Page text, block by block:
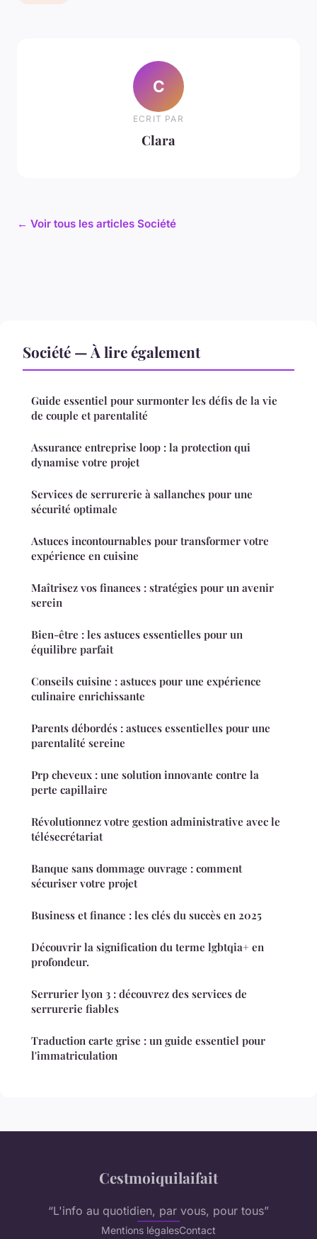
C
ECRIT PAR
Clara
← Voir tous les articles Société
Société — À lire également
Guide essentiel pour surmonter les défis de la vie
de couple et parentalité
Assurance entreprise loop : la protection qui
dynamise votre projet
Services de serrurerie à sallanches pour une
sécurité optimale
Astuces incontournables pour transformer votre
expérience en cuisine
Maîtrisez vos finances : stratégies pour un avenir
serein
Bien-être : les astuces essentielles pour un
équilibre parfait
Conseils cuisine : astuces pour une expérience
culinaire enrichissante
Parents débordés : astuces essentielles pour une
parentalité sereine
Prp cheveux : une solution innovante contre la
perte capillaire
Révolutionnez votre gestion administrative avec le
télésecrétariat
Banque sans dommage ouvrage : comment
sécuriser votre projet
Business et finance : les clés du succès en 2025
Découvrir la signification du terme lgbtqia+ en
profondeur.
Serrurier lyon 3 : découvrez des services de
serrurerie fiables
Traduction carte grise : un guide essentiel pour
l'immatriculation
Cestmoiquilaifait
“L'info au quotidien, par vous, pour tous”
Mentions légalesContact